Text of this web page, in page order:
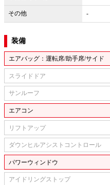
その他 -
装備
エアバッグ：運転席/助手席/サイド
スライドドア
サンルーフ
エアコン
リフトアップ
ダウンヒルアシストコントロール
パワーウィンドウ
アイドリングストップ